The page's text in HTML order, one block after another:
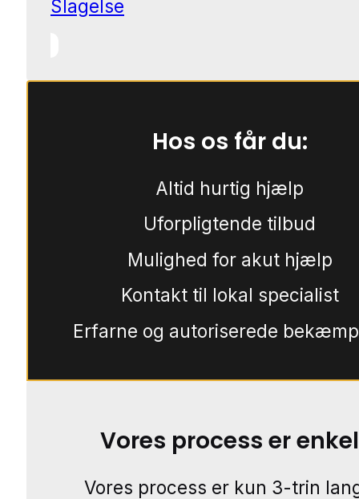
Slagelse
Hos os får du:
Altid hurtig hjælp
Uforpligtende tilbud
Mulighed for akut hjælp
Kontakt til lokal specialist
Erfarne og autoriserede
Vores process er enkel
Vores process er kun 3-trin